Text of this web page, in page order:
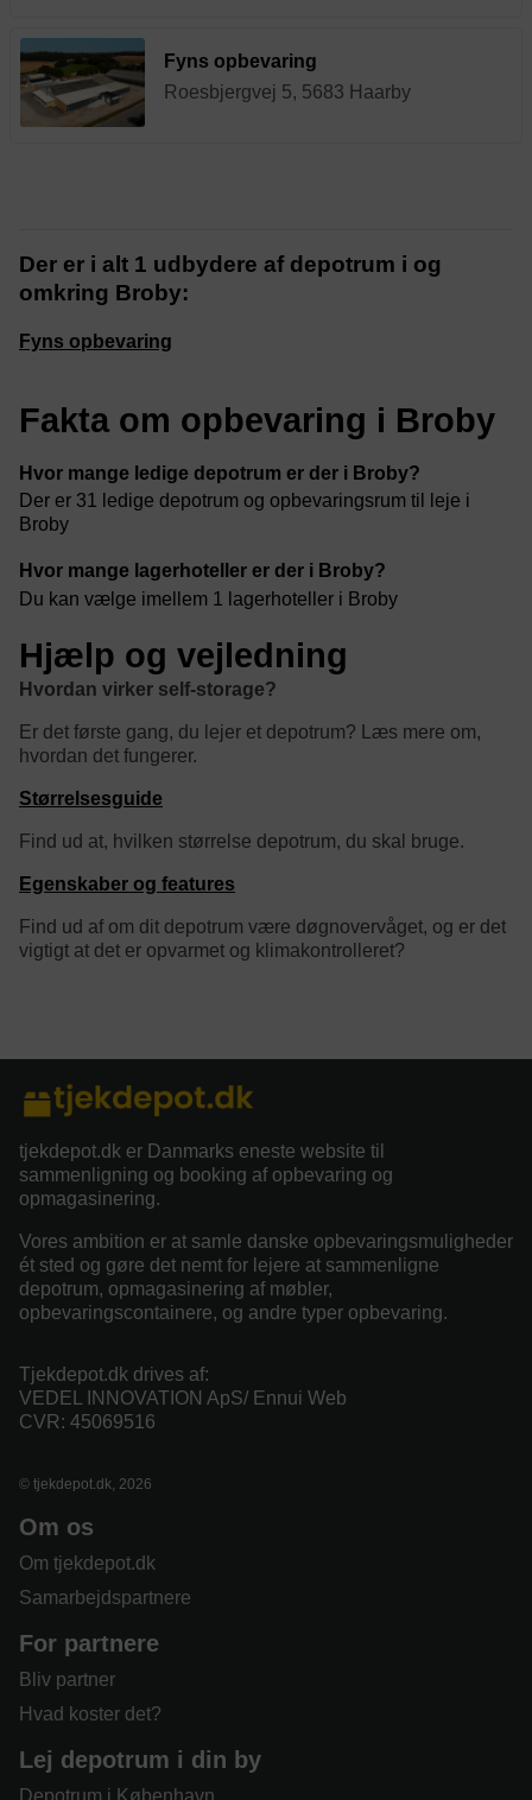
Fyns opbevaring
Roesbjergvej 5, 5683 Haarby
Der er i alt 1 udbydere af depotrum i og
omkring Broby:
Fyns opbevaring
Fakta om opbevaring i Broby
Hvor mange ledige depotrum er der i Broby?
Der er 31 ledige depotrum og opbevaringsrum til leje i
Broby
Hvor mange lagerhoteller er der i Broby?
Du kan vælge imellem 1 lagerhoteller i Broby
Hjælp og vejledning
Hvordan virker self-storage?
Er det første gang, du lejer et depotrum? Læs mere om,
hvordan det fungerer.
Størrelsesguide
Find ud at, hvilken størrelse depotrum, du skal bruge.
Egenskaber og features
Find ud af om dit depotrum være døgnovervåget, og er det
vigtigt at det er opvarmet og klimakontrolleret?
tjekdepot.dk er Danmarks eneste website til
sammenligning og booking af opbevaring og
opmagasinering.
Vores ambition er at samle danske opbevaringsmuligheder
ét sted og gøre det nemt for lejere at sammenligne
depotrum, opmagasinering af møbler,
opbevaringscontainere, og andre typer opbevaring.
Tjekdepot.dk drives af:
VEDEL INNOVATION ApS/ Ennui Web
CVR: 45069516
© tjekdepot.dk, 2026
Om os
Om tjekdepot.dk
Samarbejdspartnere
For partnere
Bliv partner
Hvad koster det?
Lej depotrum i din by